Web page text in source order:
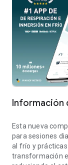
Información
Esta nueva
para sesiones
al frío y
transformación